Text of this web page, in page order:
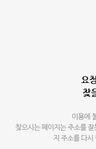
요
찾
이용에
찾으시는 페이지는 주소를
지 주소를 다시